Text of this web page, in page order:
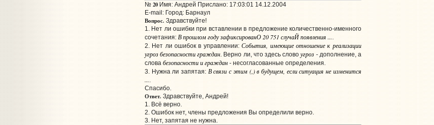
№ 20Имя: Андрей Прислано: 17:03:01 14.12.2004
E-mail: Город: Барнаул
Вопрос.Здравствуйте!
1. Нет ли ошибки при вставлении в предложение количественно-именного
сочетания: В прошлом году зафиксированО 20 751 случаЙ появления ....
2. Нет ли ошибок в управлении:События, имеющие отношение к реализации
угроз безопасности граждан. Верно ли, что здесь словоугроз - дополнение, а
слова безопасности и граждан- несогласованные определения.
3. Нужна ли запятая: В связи с этим (,) в будущем, если ситуация не изменится
....
Спасибо.
Ответ.Здравствуйте, Андрей!
1. Всё верно.
2. Ошибок нет, члены предложения Вы определили верно.
3. Нет, запятая не нужна.